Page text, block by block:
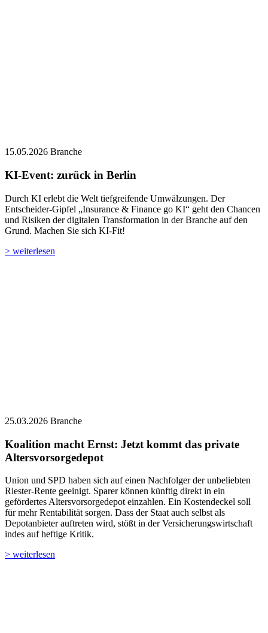
Entscheider-Gipfel „Insurance & Finance go KI“ geht den Chancen
Grund. Machen Sie sich KI-Fit!
> weiterlesen
indes auf heftige Kritik.
> weiterlesen